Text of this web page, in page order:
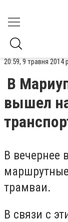
20:59, 9 травня 2014
В
вышел
В вечернее
трамваи.
В связи с